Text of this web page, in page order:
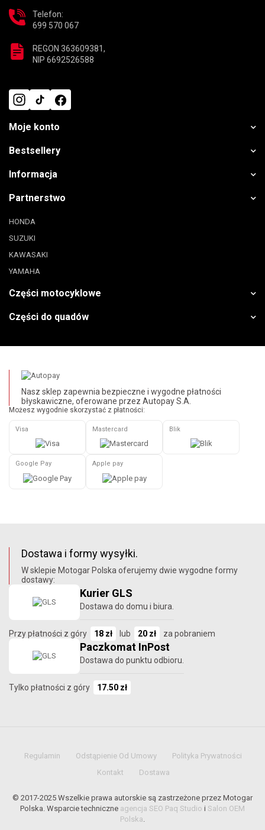
Telefon:
699 570 067
REGON 363609381,
NIP 6692526588
Moje konto
Bestsellery
Informacja
Partnerstwo
HONDA
SUZUKI
KAWASAKI
YAMAHA
Części motocyklowe
Części do quadów
Nasz sklep zapewnia bezpieczne i wygodne płatności
błyskawiczne, oferowane przez Autopay S.A.
Możesz wygodnie skorzystać z płatności:
Visa Mastercard Blik
Google Pay Apple pay
Dostawa i formy wysyłki.
W sklepie Motogar Polska oferujemy dwie wygodne formy
dostawy:
Kurier GLS
Dostawa do domu i biura.
Przy płatności z góry 18 zł lub 20 zł za pobraniem
Paczkomat InPost
Dostawa do punktu odbioru.
Tylko płatności z góry 17.50 zł
Regulamin Odstąpienie Od Umowy
Polityka Prywatności
Kontakt
Dostawa
© 2017-2025 Wszelkie prawa autorskie są zastrzeżone przez Motogar
Polska. Wsparcie techniczne agencja SEO Paq Studio i Salon OEM
Polska